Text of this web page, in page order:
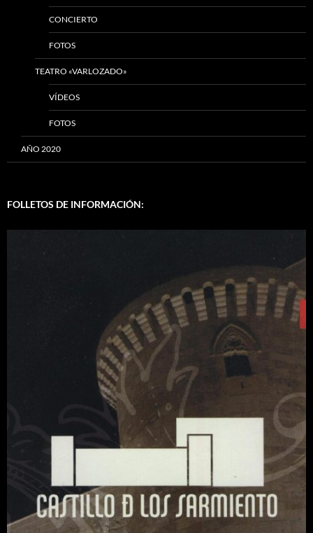
CONCIERTO
FOTOS
TEATRO «VARLOZADO»
VÍDEOS
FOTOS
AÑO 2020
FOLLETOS DE INFORMACIÓN: